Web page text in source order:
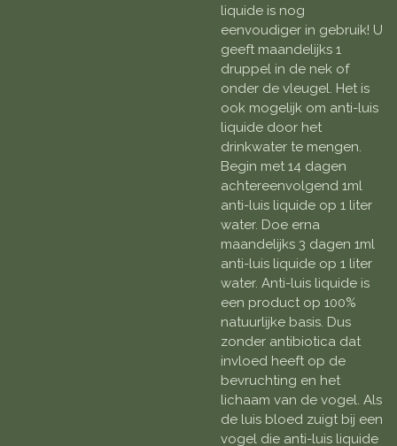
liquide is nog
eenvoudiger in gebruik! U
geeft maandelijks 1
druppel in de nek of
onder de vleugel. Het is
ook mogelijk om anti-luis
liquide door het
drinkwater te mengen.
Begin met 14 dagen
achtereenvolgend 1ml
anti-luis liquide op 1 liter
water. Doe erna
maandelijks 3 dagen 1ml
anti-luis liquide op 1 liter
water. Anti-luis liquide is
een product op 100%
natuurlijke basis. Dus
zonder antibiotica dat
invloed heeft op de
bevruchting en het
lichaam van de vogel. Als
de luis bloed zuigt bij een
vogel die anti-luis liquide